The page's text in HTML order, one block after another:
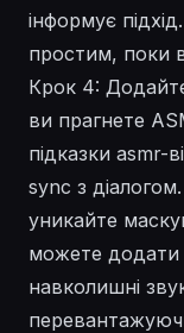
інформує
простим, поки
Крок 4:
ви прагнете
підказки asmr-
sync з діалогом.
уникайте
можете додати
навколишні